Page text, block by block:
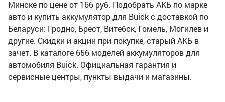
Минске по цене от 166 руб. Подобрать АКБ по марке
авто и купить аккумулятор для Buick с доставкой по
Беларуси: Гродно, Брест, Витебск, Гомель, Могилев и
другие. Скидки и акции при покупке, старый АКБ в
зачет. В каталоге 656 моделей аккумуляторов для
автомобиля Buick. Официальная гарантия и
сервисные центры, пункты выдачи и магазины.